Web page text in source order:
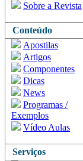
Sobre a Revista
Conteúdo
Apostilas
Artigos
Componentes
Dicas
News
Programas /
Exemplos
Vídeo Aulas
Serviços